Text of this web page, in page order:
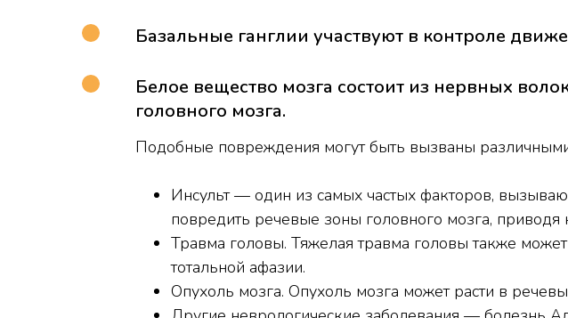
Базальные ганглии участвуют в контроле
Белое вещество мозга состоит из нервных
головного мозга.
Подобные повреждения могут быть вызваны
Инсульт — один из самых частых факторов,
повредить речевые зоны головного мозга, приводя
Травма головы. Тяжелая травма головы также
тотальной афазии.
Опухоль мозга. Опухоль мозга может расти в